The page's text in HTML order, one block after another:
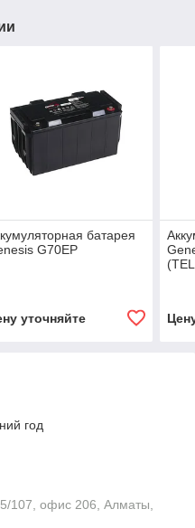
батарея
G70EP
уточняйте
год
107, офис 206, Алматы,